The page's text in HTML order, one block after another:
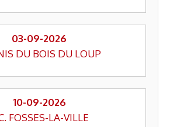
03-09-2026
DU BOIS DU LOUP
10-09-2026
FOSSES-LA-VILLE